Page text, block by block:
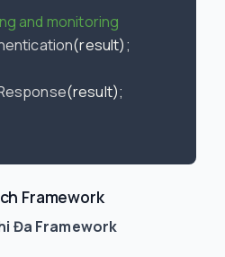
and monitoring
(result);
(result);
Framework
Đa Framework